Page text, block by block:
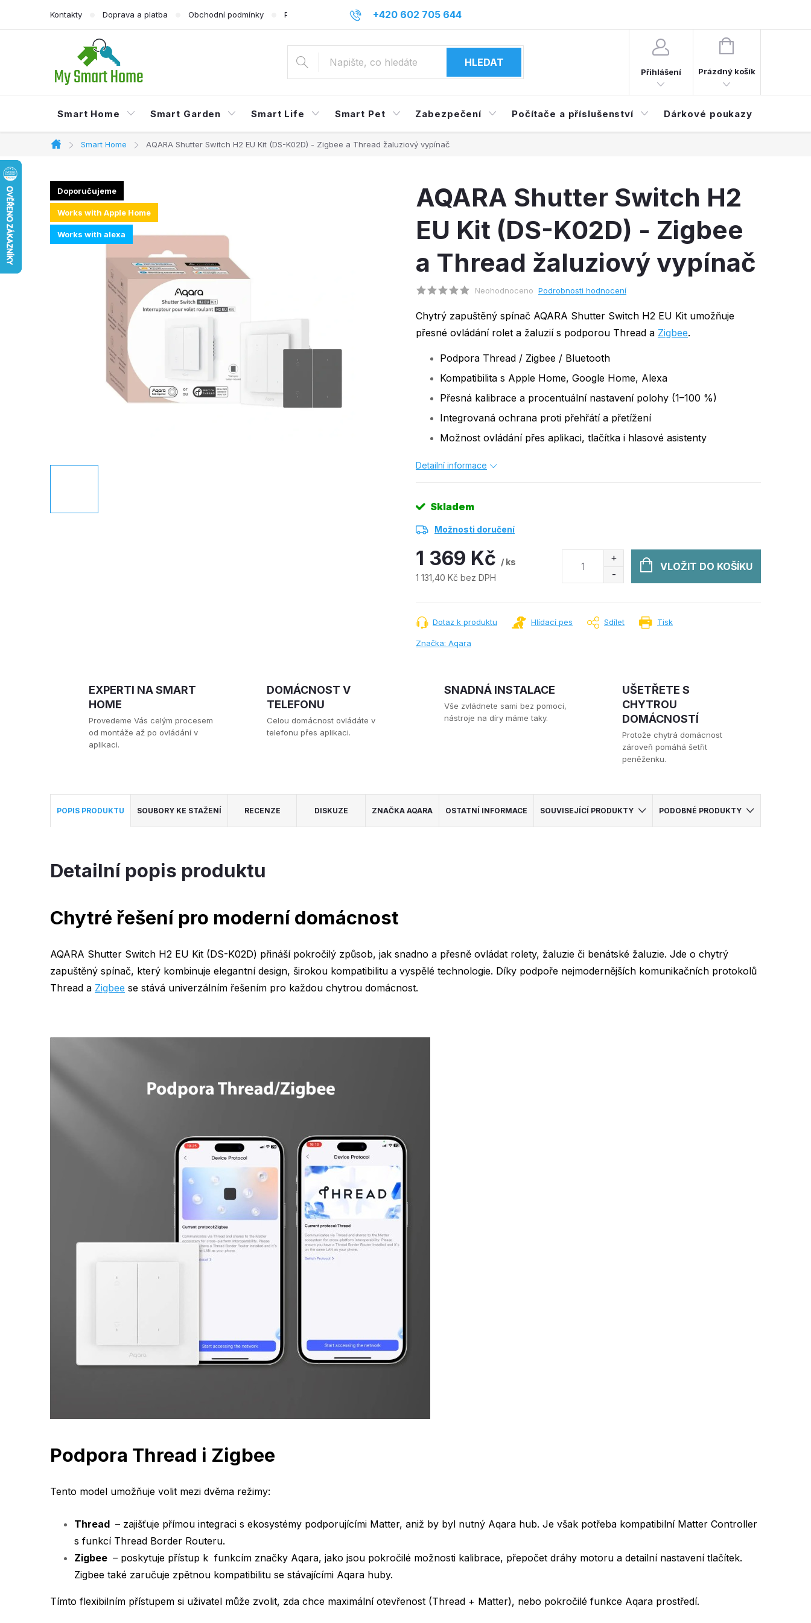
+420 602 705 644
info@mysmarthome.cz
Kontakty Doprava a platba Obchodní podmínky Podmínky ochrany osobních údajů Reklamace a odstoupení od smlouvy
HLEDAT
Přihlášení
NÁKUPNÍ
Prázdný košík
Smart Home Smart Garden Smart Life Smart Pet Zabezpečení Počítače a příslušenství Dárkové poukazy
Domů
Smart Home AQARA Shutter Switch H2 EU Kit (DS-K02D) - Zigbee a Thread žaluziový vypínač
Doporučujeme
Works with Apple Home
Works with alexa
AQARA Shutter Switch H2
EU Kit (DS-K02D) - Zigbee
a Thread žaluziový vypínač
Neohodnoceno Podrobnosti hodnocení
Chytrý zapuštěný spínač AQARA Shutter Switch H2 EU Kit umožňuje
přesné ovládání rolet a žaluzií s podporou Thread a Zigbee.
Podpora Thread / Zigbee / Bluetooth
Kompatibilita s Apple Home, Google Home, Alexa
Přesná kalibrace a procentuální nastavení polohy (1–100 %)
Integrovaná ochrana proti přehřátí a přetížení
Možnost ovládání přes aplikaci, tlačítka i hlasové asistenty
Detailní informace
Skladem
Možnosti doručení
1 369 Kč / ks
1 131,40 Kč bez DPH
cena:
VLOŽIT DO KOŠÍKU
Tisk
Dotaz k produktu Hlídací pes Sdílet
Značka: Aqara
EXPERTI NA SMART
HOME
Provedeme Vás celým procesem
od montáže až po ovládání v
aplikaci.
DOMÁCNOST V
TELEFONU
Celou domácnost ovládáte v
telefonu přes aplikaci.
SNADNÁ INSTALACE
Vše zvládnete sami bez pomoci,
nástroje na díry máme taky.
UŠETŘETE S
CHYTROU
DOMÁCNOSTÍ
Protože chytrá domácnost
zároveň pomáhá šetřit
peněženku.
POPIS PRODUKTU SOUBORY KE STAŽENÍ RECENZE DISKUZE ZNAČKA AQARA OSTATNÍ INFORMACE SOUVISEJÍCÍ PRODUKTY PODOBNÉ PRODUKTY
Detailní popis produktu
Chytré řešení pro moderní domácnost
AQARA Shutter Switch H2 EU Kit (DS-K02D) přináší pokročilý způsob, jak snadno a přesně ovládat rolety, žaluzie či benátské žaluzie. Jde o chytrý
zapuštěný spínač, který kombinuje elegantní design, širokou kompatibilitu a vyspělé technologie. Díky podpoře nejmodernějších komunikačních protokolů
Thread a Zigbee se stává univerzálním řešením pro každou chytrou domácnost.
Podpora Thread i Zigbee
Tento model umožňuje volit mezi dvěma režimy:
Thread – zajišťuje přímou integraci s ekosystémy podporujícími Matter, aniž by byl nutný Aqara hub. Je však potřeba kompatibilní Matter Controller
s funkcí Thread Border Routeru.
Zigbee – poskytuje přístup k funkcím značky Aqara, jako jsou pokročilé možnosti kalibrace, přepočet dráhy motoru a detailní nastavení tlačítek.
Zigbee také zaručuje zpětnou kompatibilitu se stávajícími Aqara huby.
Tímto flexibilním přístupem si uživatel může zvolit, zda chce maximální otevřenost (Thread + Matter), nebo pokročilé funkce Aqara prostředí.